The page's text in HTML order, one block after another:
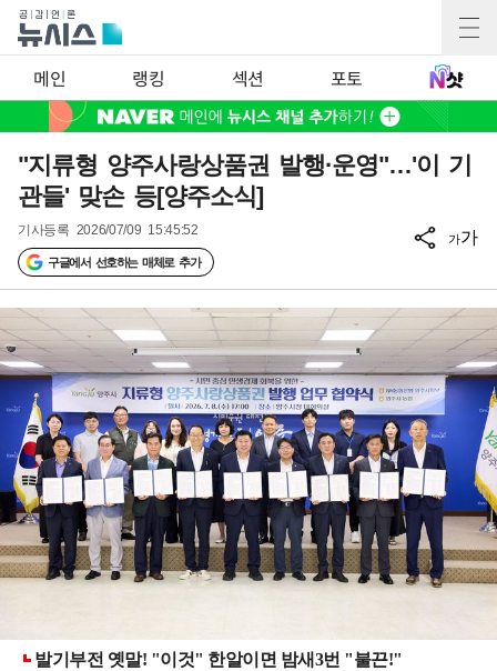
메인 랭킹 섹션 포토
"지류형 양주사랑상품권 발행·운영"…'이 기
관들' 맞손 등[양주소식]
기사등록 2026/07/09 15:45:52
구글에서 선호하는 매체로 추가
가가